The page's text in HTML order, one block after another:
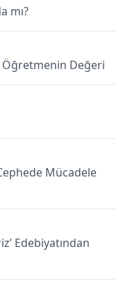
mı?
Öğretmenin Değeri
Mücadele
Edebiyatından